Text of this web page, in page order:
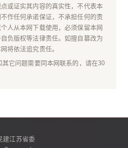
或证实其内容的真实性，不代表本
作任何承诺保证，不承担任何的责
人从本网下载使用，必须保留本网
负版权等法律责任。如擅自篡改为
将依法追究责任。
它问题需要同本网联系的，请在30
建江苏省委